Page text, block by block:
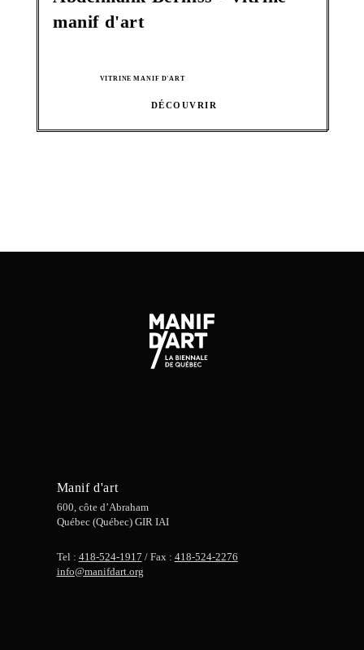
manif d'art
VITRINE MANIF D'ART
DÉCOUVRIR
Manif d'art
600, côte d’Abraham
Québec (Québec) GIR IAI
Tel : 418-524-1917 / Fax : 418-524-2276
info@manifdart.org